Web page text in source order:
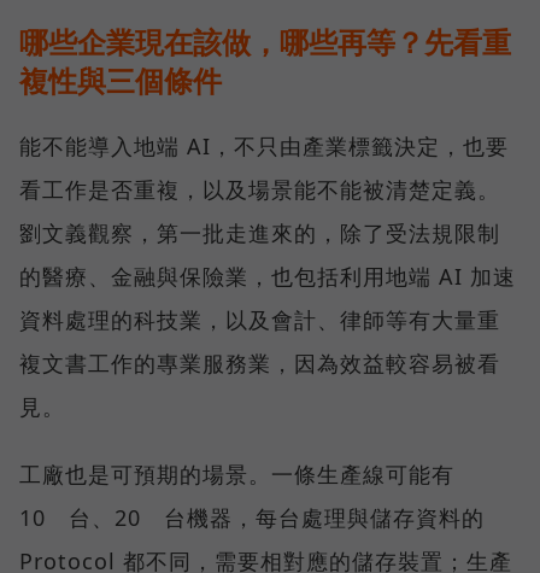
哪些企業現在該做，哪些再等？先看重
複性與三個條件
能不能導入地端 AI，不只由產業標籤決定，也要
看工作是否重複，以及場景能不能被清楚定義。
劉文義觀察，第一批走進來的，除了受法規限制
的醫療、金融與保險業，也包括利用地端 AI 加速
資料處理的科技業，以及會計、律師等有大量重
複文書工作的專業服務業，因為效益較容易被看
見。
工廠也是可預期的場景。一條生產線可能有
10 台、20 台機器，每台處理與儲存資料的
Protocol 都不同，需要相對應的儲存裝置；生產